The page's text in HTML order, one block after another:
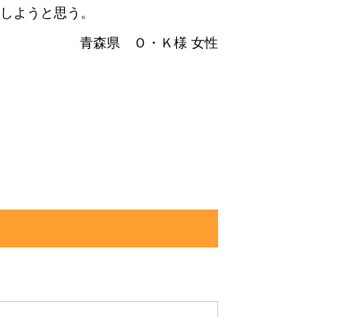
ようと思う。
青森県 Ｏ・Ｋ様 女性